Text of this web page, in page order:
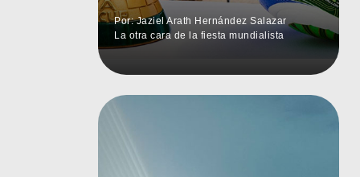
Por: Jaziel Arath Hernández Salazar
La otra cara de la fiesta mundialista